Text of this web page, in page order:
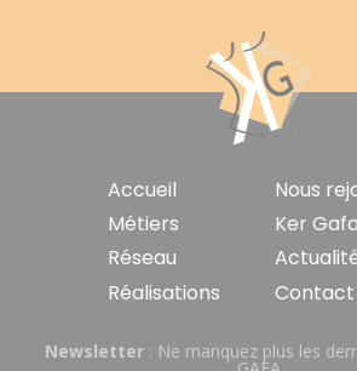
principale
Accueil
Métiers
Réseau
Réalisations
Nous
Ker Gafa
Contact
Newsletter : Ne manquez plus les